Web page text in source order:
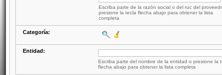
Escriba parte de la razón social o del ruc del
presione la tecla flecha abajo para obtener la lista
completa
Categoría:
Entidad:
Escriba parte del nombre de la entidad o presione la
flecha abajo para obtener la lista completa